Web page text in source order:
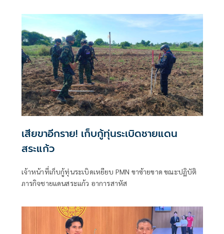
ปัจจุบันสร้างพื้นที่ปลอดภัยแล้ว 76.73%
เสียขาอีกราย! เก็บกู้ทุ่นระเบิดชายแดน
สระแก้ว
เจ้าหน้าที่เก็บกู้ทุ่นระเบิดเหยียบ PMN ขาซ้ายขาด ขณะปฏิบัติ
ภารกิจชายแดนสระแก้ว อาการสาหัส